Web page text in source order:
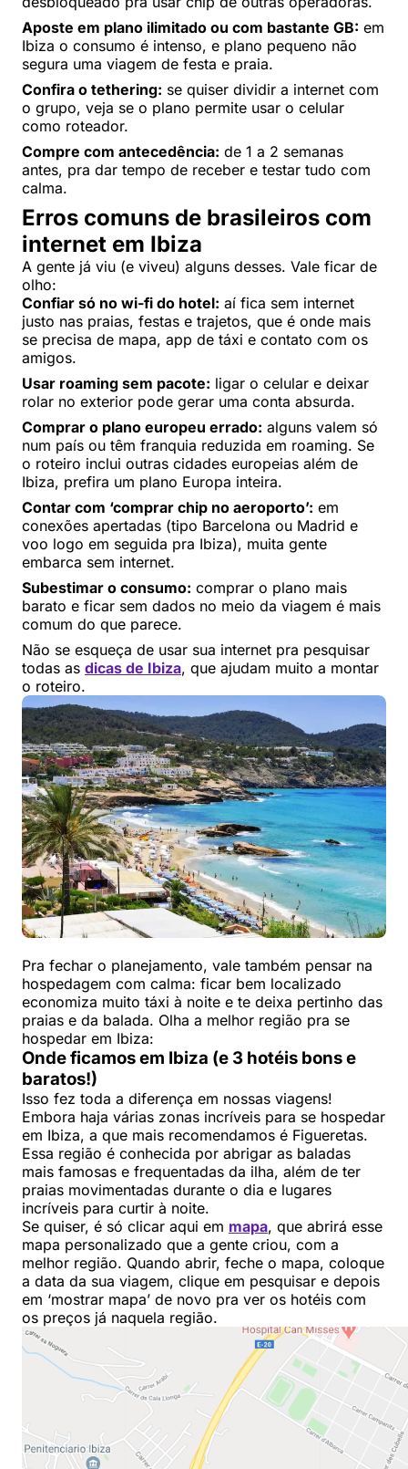
Aposte em plano ilimitado ou com bastante GB: em
Ibiza o consumo é intenso, e plano pequeno não
segura uma viagem de festa e praia.
Confira o tethering: se quiser dividir a internet com
o grupo, veja se o plano permite usar o celular
como roteador.
Compre com antecedência: de 1 a 2 semanas
antes, pra dar tempo de receber e testar tudo com
calma.
Erros comuns de brasileiros com
internet em Ibiza
A gente já viu (e viveu) alguns desses. Vale ficar de
olho:
Confiar só no wi-fi do hotel: aí fica sem internet
justo nas praias, festas e trajetos, que é onde mais
se precisa de mapa, app de táxi e contato com os
amigos.
Usar roaming sem pacote: ligar o celular e deixar
rolar no exterior pode gerar uma conta absurda.
Comprar o plano europeu errado: alguns valem só
num país ou têm franquia reduzida em roaming. Se
o roteiro inclui outras cidades europeias além de
Ibiza, prefira um plano Europa inteira.
Contar com ‘comprar chip no aeroporto’: em
conexões apertadas (tipo Barcelona ou Madrid e
voo logo em seguida pra Ibiza), muita gente
embarca sem internet.
Subestimar o consumo: comprar o plano mais
barato e ficar sem dados no meio da viagem é mais
comum do que parece.
Não se esqueça de usar sua internet pra pesquisar
todas as dicas de Ibiza, que ajudam muito a montar
o roteiro.
Pra fechar o planejamento, vale também pensar na
hospedagem com calma: ficar bem localizado
economiza muito táxi à noite e te deixa pertinho das
praias e da balada. Olha a melhor região pra se
hospedar em Ibiza:
Onde ficamos em Ibiza (e 3 hotéis bons e
baratos!)
Isso fez toda a diferença em nossas viagens!
Embora haja várias zonas incríveis para se hospedar
em Ibiza, a que mais recomendamos é Figueretas.
Essa região é conhecida por abrigar as baladas
mais famosas e frequentadas da ilha, além de ter
praias movimentadas durante o dia e lugares
incríveis para curtir à noite.
Se quiser, é só clicar aqui em mapa, que abrirá esse
mapa personalizado que a gente criou, com a
melhor região. Quando abrir, feche o mapa, coloque
a data da sua viagem, clique em pesquisar e depois
em ‘mostrar mapa’ de novo pra ver os hotéis com
os preços já naquela região.